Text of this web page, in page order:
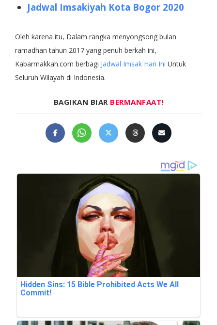
Jadwal Imsakiyah Kota Bogor 2020
Oleh karena itu, Dalam rangka menyongsong bulan
ramadhan tahun 2017 yang penuh berkah ini,
Kabarmakkah.com berbagi Jadwal Imsak Hari Ini Untuk
Seluruh Wilayah di Indonesia.
BAGIKAN BIAR BERMANFAAT!